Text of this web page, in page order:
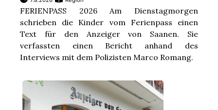
FERIENPASS 2026 Am Dienstagmorgen
schrieben die Kinder vom Ferienpass einen
Text für den Anzeiger von Saanen. Sie
verfassten einen Bericht anhand des
Interviews mit dem Polizisten Marco Romang.